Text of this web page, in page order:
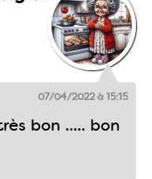
07/04/2022 à 15:15
bon ..... bon